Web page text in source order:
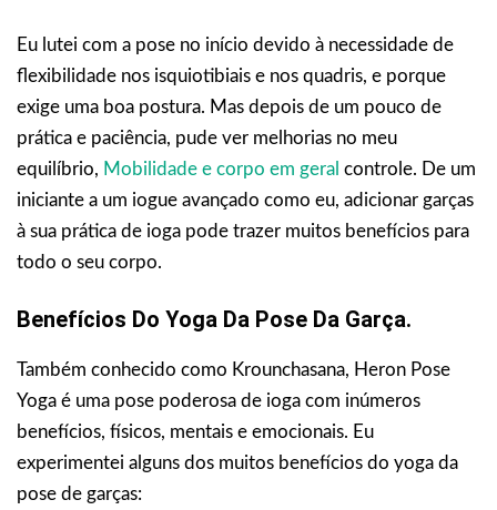
Eu lutei com a pose no início devido à necessidade de
flexibilidade nos isquiotibiais e nos quadris, e porque
exige uma boa postura. Mas depois de um pouco de
prática e paciência, pude ver melhorias no meu
equilíbrio, Mobilidade e corpo em geral controle. De um
iniciante a um iogue avançado como eu, adicionar garças
à sua prática de ioga pode trazer muitos benefícios para
todo o seu corpo.
Benefícios Do Yoga Da Pose Da Garça.
Também conhecido como Krounchasana, Heron Pose
Yoga é uma pose poderosa de ioga com inúmeros
benefícios, físicos, mentais e emocionais. Eu
experimentei alguns dos muitos benefícios do yoga da
pose de garças: